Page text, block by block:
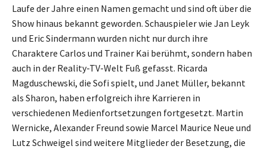
Laufe der Jahre einen Namen gemacht und sind oft über die
Show hinaus bekannt geworden. Schauspieler wie Jan Leyk
und Eric Sindermann wurden nicht nur durch ihre
Charaktere Carlos und Trainer Kai berühmt, sondern haben
auch in der Reality-TV-Welt Fuß gefasst. Ricarda
Magduschewski, die Sofi spielt, und Janet Müller, bekannt
als Sharon, haben erfolgreich ihre Karrieren in
verschiedenen Medienfortsetzungen fortgesetzt. Martin
Wernicke, Alexander Freund sowie Marcel Maurice Neue und
Lutz Schweigel sind weitere Mitglieder der Besetzung, die